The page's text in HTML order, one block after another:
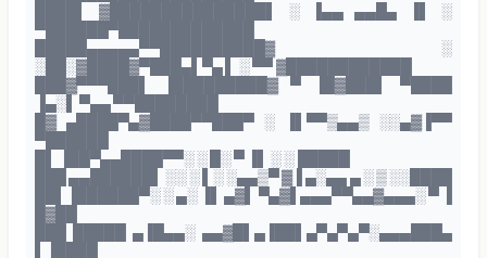
████▌ ▓███████████████▌ ░ ▐▄▄ ▄▄█▄ ▐▌ ░
▀██████▀█████████████
█████▄▄▄▄▄▀▀██████████▓ ░
░██░▓████▓▀███▄▌▀▄ ▌ ░ ▀▀ ▓████████████
███▓▀▀▀███▌ ▐█████████▓ ▀ ▐█▓███▌ ▀████
▐▄░▌ ▀▄▄ ▀▀████████
█▓ ▄████▀▄▓████▀▀███▀ ░ ▐▌▀▀▒▄▄▒ ░░▄▓▐▀▀
▀██████
█▌ ▐██▀▄▄████▀▀░ ░ █░ ▀ ▐▌ ░ ░ █████
███ ▄▄██████▌ ░░ ░ ▌░ ░▄▄▒▀ ▓▐ ▄░▄▄ ▄ ░ ▒ ░░████
██▌▐██████▀░ ░ ▄░ ▐▌ ▄▓▌ ▀▄▓▌▄▄▄▀▀▄▄▓▄▄▄░ ▀ ▐
█▓██
███ █████ ▄▐█▄▄░ ▄▄▓█▌▄▐██▌▄▀▄▀▄▀░▄▄▄███▄